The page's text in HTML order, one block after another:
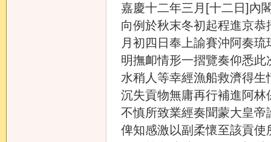
嘉慶十二年三月[十二日]內
向例於秋末冬初起程進京
月初四日奉上諭賽沖阿奏
明撫卹情形一摺覽奏仰悉
水稍人等幸經漁船救濟得
沉失貢物無庸再行補進阿
不慎所致業經奏聞蒙大皇
俾知感激以副柔懷至該貢